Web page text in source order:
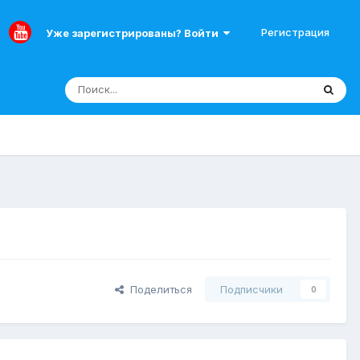
Уже зарегистрированы? Войти Регистрация
Поделиться Подписчики 0